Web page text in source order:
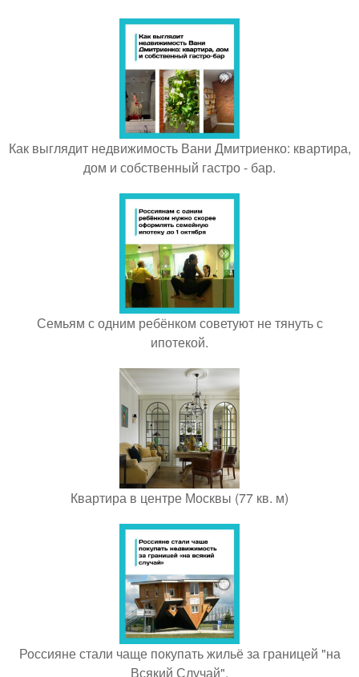
Как выглядит недвижимость Вани Дмитриенко: квартира,
дом и собственный гастро - бар.
Семьям с одним ребёнком советуют не тянуть с
ипотекой.
Квартира в центре Москвы (77 кв. м)
Россияне стали чаще покупать жильё за границей "на
Всякий Случай".